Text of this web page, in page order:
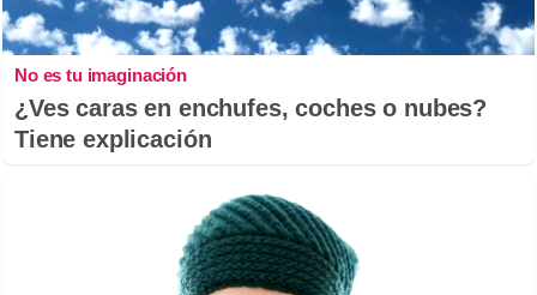
No es tu imaginación
¿Ves caras en enchufes, coches o nubes?
Tiene explicación